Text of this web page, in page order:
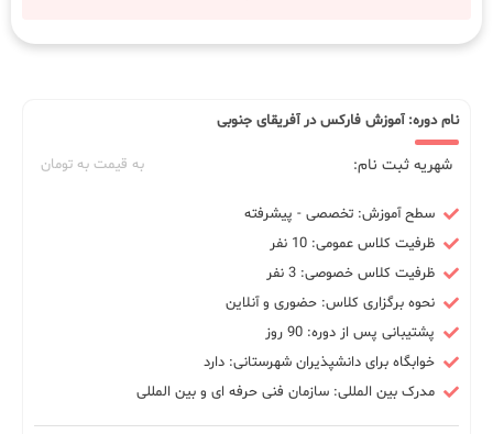
نام دوره: آموزش فارکس در آفریقای جنوبی
شهریه ثبت نام: به قیمت به تومان
سطح آموزش: تخصصی - پیشرفته
ظرفیت کلاس عمومی: 10 نفر
ظرفیت کلاس خصوصی: 3 نفر
نحوه برگزاری کلاس: حضوری و آنلاین
پشتیبانی پس از دوره: 90 روز
خوابگاه برای دانشپذیران شهرستانی: دارد
مدرک بین المللی: سازمان فنی حرفه ای و بین المللی